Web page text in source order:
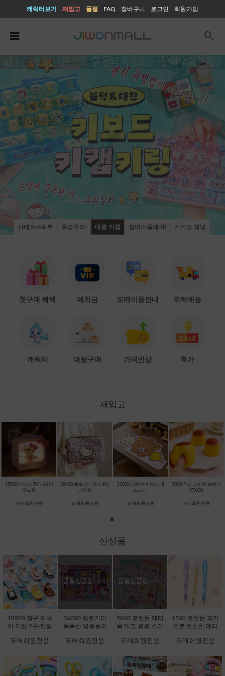
캐릭터보기 재입고 품절 FAQ 장바구니 로그인 회원가입
search
샤베트vs왁뿌 폭염주의! 대왕 키캡 썸머스플래쉬! 카카오 채널
첫구매 혜택 예치금 도매이용안내 위탁배송
캐릭터 대량구매 가격인상 특가
재입고
15500 산리오 TV 피규어
무드등
도매회원전용
15400 헬로키티 호피 PU
파우치
도매회원전용
21000 리락쿠마 당고 데
스크 매
도매회원전용
7000 푸딩 크런치 슬랑이
(7000X
도매회원전용
신상품
10900 짱구 피규
어 키캡 2구-랜덤
도매회원전용
품절상품입니다.
36000 헬로키티
똑똑한 병원놀이
도매회원전용
품절상품입니다.
5000 포켓몬 메타
몽 데코 봉봉 스티
[D1-132242]
도매회원전용
1500 포켓몬 피카
츄로 변신한 메타
(1500X36EA) [C1-
도매회원전용